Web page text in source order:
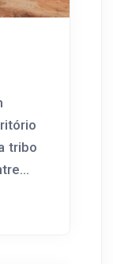
tribo